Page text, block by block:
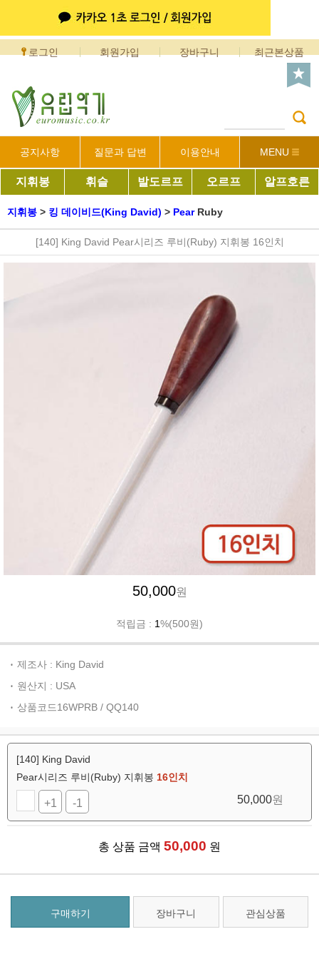
로그인 회원가입 장바구니 최근본상품
공지사항 질문과 답변 이용안내 MENU
지휘봉 휘슬 발도르프 오르프 알프호른
지휘봉 > 킹 데이비드(King David) > PearRuby
[140] King David Pear시리즈 루비(Ruby) 지휘봉 16인치
50,000원
적립금 : 1%(500원)
제조사 : King David
원산지 : USA
상품코드16WPRB / QQ140
[140] King David
Pear시리즈 루비(Ruby) 지휘봉 16인치
+1 -1 50,000원
총 상품 금액 50,000 원
구매하기 장바구니 관심상품